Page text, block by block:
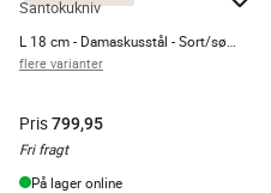
Santokukniv
flere varianter
Pris799,95
Fri fragt
På lager online